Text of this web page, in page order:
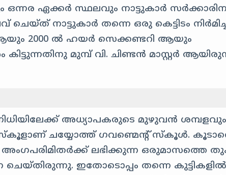
ഒന്നര ഏക്കർ സ്ഥലവും നാട്ടുകാർ
ചെയ്ത് നാട്ടുകാർ തന്നെ ഒരു കെട്ടിടം
2000 ൽ ഹയർ സെക്കണ്ടറി ആയും
കിട്ടുന്നതിനു മുമ്പ് വി. ചിണ്ടൻ മാസ്റ്റർ
അധ്യാപകരുടെ മുഴുവൻ ശമ്പളവും
ചയ്യോത്ത് ഗവണ്മെന്റ് സ്കൂൾ.
അംഗപരിമിതർക്ക് ലഭിക്കുന്ന ഒരുമാസത്തെ
ചെയ്തിരുന്നു. ഇതോടൊപ്പം തന്നെ കുട്ടികളിൽ